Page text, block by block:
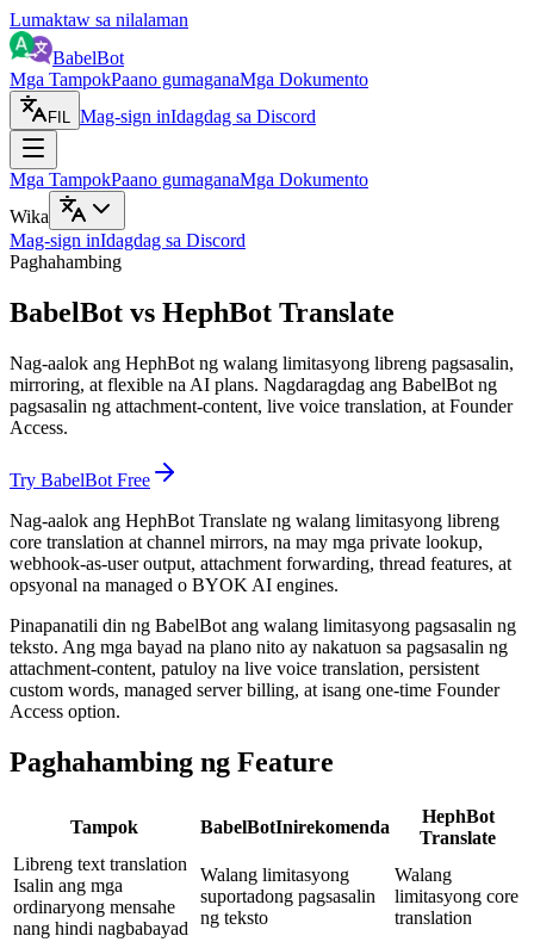
Lumaktaw sa nilalaman
BabelBot
Mga TampokPaano gumaganaMga Dokumento
FIL Mag-sign inIdagdag sa Discord
Mga TampokPaano gumaganaMga Dokumento
Wika
Mag-sign inIdagdag sa Discord
Paghahambing
BabelBot vs HephBot Translate
Nag-aalok ang HephBot ng walang limitasyong libreng pagsasalin,
mirroring, at flexible na AI plans. Nagdaragdag ang BabelBot ng
pagsasalin ng attachment-content, live voice translation, at Founder
Access.
Try BabelBot Free
Nag-aalok ang HephBot Translate ng walang limitasyong libreng
core translation at channel mirrors, na may mga private lookup,
webhook-as-user output, attachment forwarding, thread features, at
opsyonal na managed o BYOK AI engines.
Pinapanatili din ng BabelBot ang walang limitasyong pagsasalin ng
teksto. Ang mga bayad na plano nito ay nakatuon sa pagsasalin ng
attachment-content, patuloy na live voice translation, persistent
custom words, managed server billing, at isang one-time Founder
Access option.
Paghahambing ng Feature
Tampok BabelBotInirekomenda
HephBot
Translate
Libreng text translation
Isalin ang mga
ordinaryong mensahe
nang hindi nagbabayad
Walang limitasyong
suportadong pagsasalin
ng teksto
Walang
limitasyong core
translation